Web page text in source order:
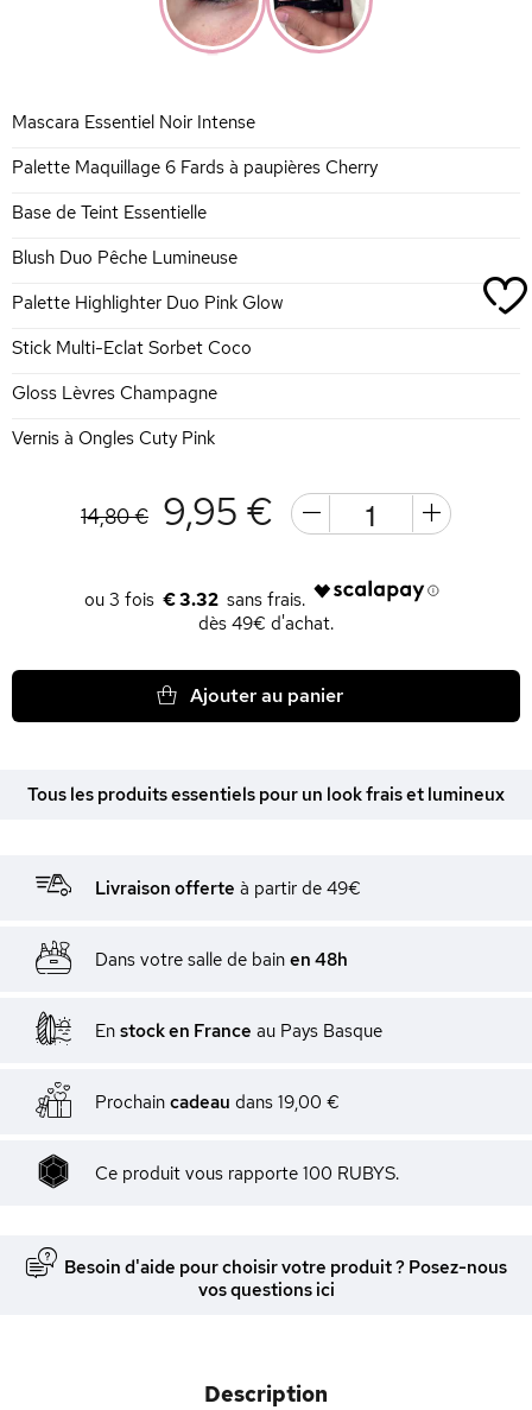
Mascara Essentiel Noir Intense
Palette Maquillage 6 Fards à paupières Cherry
Base de Teint Essentielle
Blush Duo Pêche Lumineuse
Palette Highlighter Duo Pink Glow
Stick Multi-Eclat Sorbet Coco
Gloss Lèvres Champagne
Vernis à Ongles Cuty Pink
14,80 € 9,95 €
€ 3.32
dès 49€ d'achat.
Ajouter au panier
Tous les produits essentiels pour un look frais et lumineux
Livraison offerte à partir de 49€
Dans votre salle de bain en 48h
En stock en France au Pays Basque
Prochain cadeau dans 19,00 €
Ce produit vous rapporte 100 RUBYS.
Besoin d'aide pour choisir votre produit ? Posez-nous
vos questions ici
Description